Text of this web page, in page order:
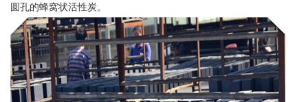
圆孔的蜂窝状活性炭。